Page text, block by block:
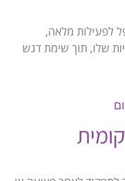
לפעילות מלאה,
שלו, תוך שימת דגש